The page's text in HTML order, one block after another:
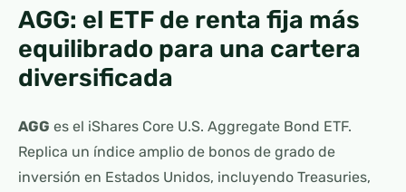
AGG: el ETF de renta fija más
equilibrado para una cartera
diversificada
AGG es el iShares Core U.S. Aggregate Bond ETF.
Replica un índice amplio de bonos de grado de
inversión en Estados Unidos, incluyendo Treasuries,